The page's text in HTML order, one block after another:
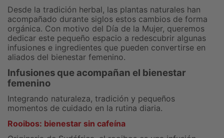
Desde la tradición herbal, las plantas naturales han
acompañado durante siglos estos cambios de forma
orgánica. Con motivo del Día de la Mujer, queremos
dedicar este pequeño espacio a redescubrir algunas
infusiones e ingredientes que pueden convertirse en
aliados del bienestar femenino.
Infusiones que acompañan el bienestar
femenino
Integrando naturaleza, tradición y pequeños
momentos de cuidado en la rutina diaria.
Rooibos: bienestar sin cafeína